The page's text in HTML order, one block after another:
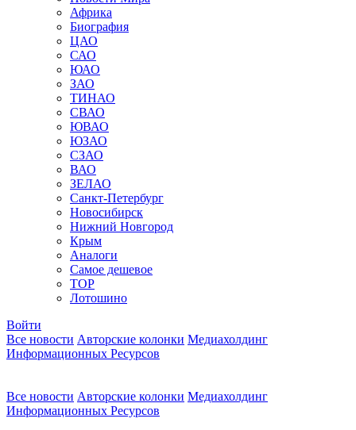
Африка
Биография
ЦАО
САО
ЮАО
ЗАО
ТИНАО
СВАО
ЮВАО
ЮЗАО
СЗАО
ВАО
ЗЕЛАО
Санкт-Петербург
Новосибирск
Нижний Новгород
Крым
Аналоги
Самое дешевое
TOP
Лотошино
Войти
Все новости Авторские колонки Медиахолдинг
Информационных Ресурсов
Все новости Авторские колонки Медиахолдинг
Информационных Ресурсов